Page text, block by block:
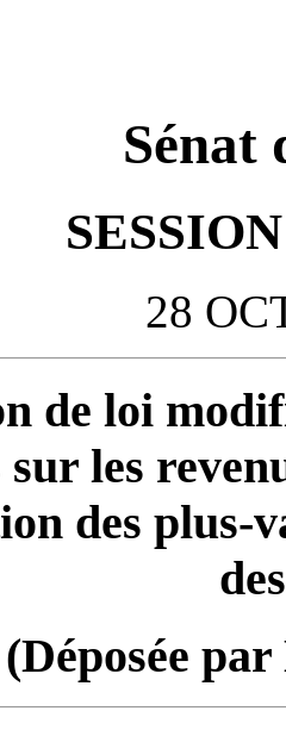
Sénat
28
de loi
les
des plus-
(Déposée